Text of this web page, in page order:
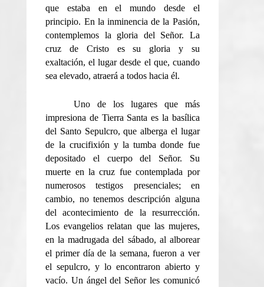
que estaba en el mundo desde el
principio. En la inminencia de la Pasión,
contemplemos la gloria del Señor. La
cruz de Cristo es su gloria y su
exaltación, el lugar desde el que, cuando
sea elevado, atraerá a todos hacia él.
Uno de los lugares que más
impresiona de Tierra Santa es la basílica
del Santo Sepulcro, que alberga el lugar
de la crucifixión y la tumba donde fue
depositado el cuerpo del Señor. Su
muerte en la cruz fue contemplada por
numerosos testigos presenciales; en
cambio, no tenemos descripción alguna
del acontecimiento de la resurrección.
Los evangelios relatan que las mujeres,
en la madrugada del sábado, al alborear
el primer día de la semana, fueron a ver
el sepulcro, y lo encontraron abierto y
vacío. Un ángel del Señor les comunicó